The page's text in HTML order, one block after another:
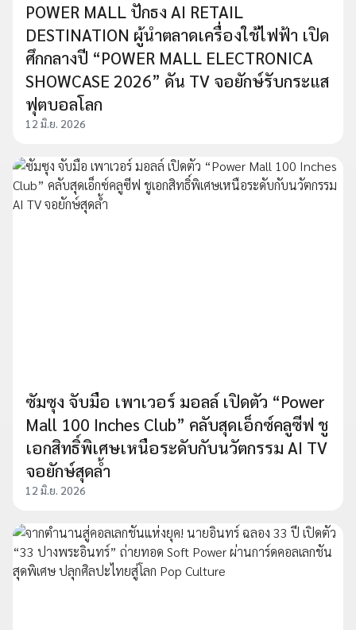
POWER MALL ปักธง AI RETAIL
DESTINATION ผู้นำตลาดเครื่องใช้ไฟฟ้า เปิด
ศึกกลางปี “POWER MALL ELECTRONICA
SHOWCASE 2026” ดัน TV จอยักษ์รับกระแส
ฟุตบอลโลก
12 มิ.ย. 2026
ซัมซุง จับมือ เพาเวอร์ มอลล์ เปิดตัว “Power
Mall 100 Inches Club” คลับสุดเอ็กซ์คลูซีฟ ชู
เอกสิทธิ์พิเศษเหนือระดับกับนวัตกรรม AI TV
จอยักษ์สุดล้ำ
12 มิ.ย. 2026